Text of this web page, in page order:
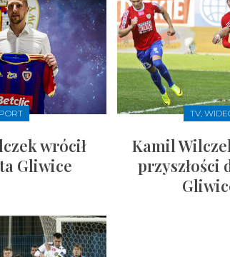
wrócił
Gliwice
TV,
Kamil
przyszłości